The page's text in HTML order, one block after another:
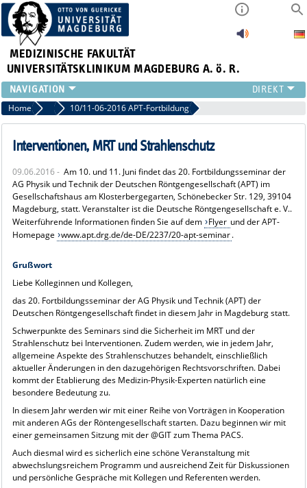
MEDIZINISCHE FAKULTÄT
UNIVERSITÄTSKLINIKUM MAGDEBURG A. ö. R.
INSTITUTE
KLINIKEN
ZENTRALE EINRICHTUNGEN
PRESSE
ÜBER UNS
INTERNATIONAL
INTRANET
Home Archiv 2016
10/11-06-2016 APT-Fortbildung
Interventionen, MRT und Strahlenschutz
09.06.2016 - Am 10. und 11. Juni findet das 20. Fortbildungsseminar der
AG Physik und Technik der Deutschen Röntgengesellschaft (APT) im
Gesellschaftshaus am Klosterbergegarten, Schönebecker Str. 129, 39104
Magdeburg, statt. Veranstalter ist die Deutsche Röntgengesellschaft e. V..
Weiterführende Informationen finden Sie auf dem Flyer und der APT-
Homepage
www.apt.drg.de/de-DE/2237/20-apt-seminar.
Grußwort
Liebe Kolleginnen und Kollegen,
das 20. Fortbildungsseminar der AG Physik und Technik (APT) der
Deutschen Röntgengesellschaft findet in diesem Jahr in Magdeburg statt.
Schwerpunkte des Seminars sind die Sicherheit im MRT und der
Strahlenschutz bei Interventionen. Zudem werden, wie in jedem Jahr,
allgemeine Aspekte des Strahlenschutzes behandelt, einschließlich
aktueller Änderungen in den dazugehörigen Rechtsvorschriften. Dabei
kommt der Etablierung des Medizin-Physik-Experten natürlich eine
besondere Bedeutung zu.
In diesem Jahr werden wir mit einer Reihe von Vorträgen in Kooperation
mit anderen AGs der Röntengesellschaft starten. Dazu beginnen wir mit
einer gemeinsamen Sitzung mit der @GIT zum Thema PACS.
Auch diesmal wird es sicherlich eine schöne Veranstaltung mit
abwechslungsreichem Programm und ausreichend Zeit für Diskussionen
und persönliche Gespräche mit Kollegen und Referenten werden.